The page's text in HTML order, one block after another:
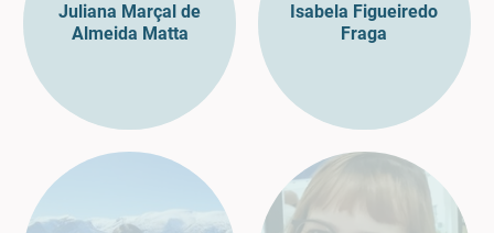
Juliana Marçal de
Almeida Matta
Isabela Figueiredo
Fraga